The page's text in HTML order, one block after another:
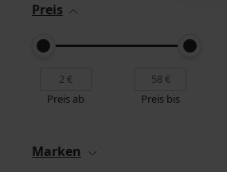
Preis
Preis ab Preis bis
Marken